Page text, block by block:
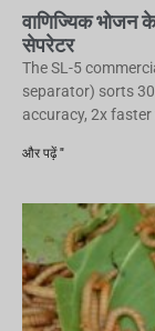
वाणिज्यिक भोजन
सेपरेटर
The SL-5
separator) sorts
accuracy, 2x
और पढ़ें "